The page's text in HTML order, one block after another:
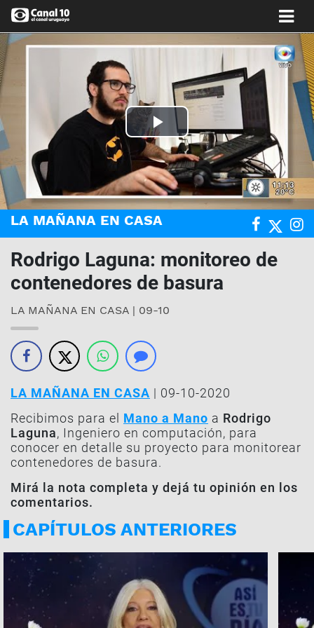
Play
Video
LA MAÑANA EN CASA
Rodrigo Laguna: monitoreo de
contenedores de basura
LA MAÑANA EN CASA | 09-10
LA MAÑANA EN CASA | 09-10-2020
Recibimos para el Mano a Mano a Rodrigo
Laguna, Ingeniero en computación, para
conocer en detalle su proyecto para monitorear
contenedores de basura.
Mirá la nota completa y dejá tu opinión en los
comentarios.
CAPÍTULOS ANTERIORES